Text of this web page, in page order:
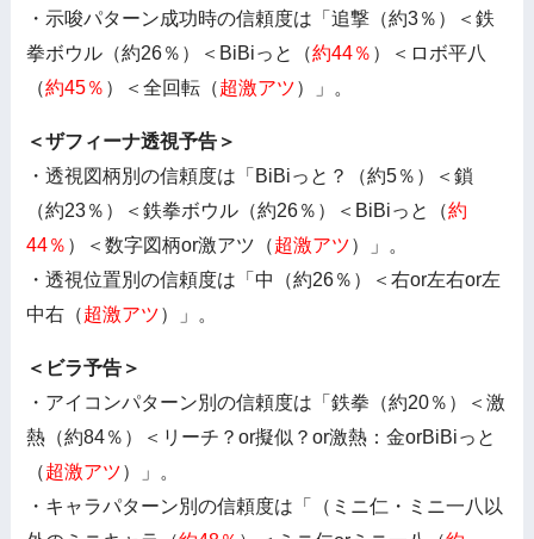
・示唆パターン成功時の信頼度は「追撃（約3％）＜鉄
拳ボウル（約26％）＜BiBiっと（約44％ ）＜ロボ平八
（約45％ ）＜全回転（超激アツ）」。
＜ザフィーナ透視予告＞
・透視図柄別の信頼度は「BiBiっと？（約5％）＜鎖
（約23％）＜鉄拳ボウル（約26％）＜BiBiっと（約
44％ ）＜数字図柄or激アツ（超激アツ）」。
・透視位置別の信頼度は「中（約26％）＜右or左右or左
中右（超激アツ）」。
＜ビラ予告＞
・アイコンパターン別の信頼度は「鉄拳（約20％）＜激
熱（約84％）＜リーチ？or擬似？or激熱：金orBiBiっと
（超激アツ）」。
・キャラパターン別の信頼度は「（ミニ仁・ミニ一八以